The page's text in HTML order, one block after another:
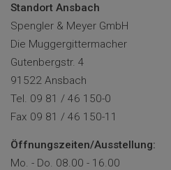
Standort Ansbach
Spengler & Meyer GmbH
Die Muggergittermacher
Gutenbergstr. 4
91522 Ansbach
Tel. 09 81 / 46 150-0
Fax 09 81 / 46 150-11
Öffnungszeiten/Ausstellung:
Mo. - Do. 08.00 - 16.00